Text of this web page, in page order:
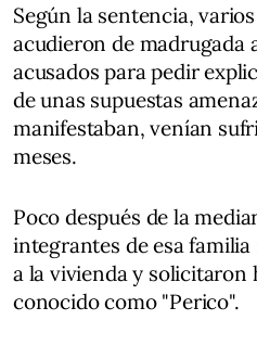
Según la sentencia,
acudieron de madrugada
acusados para pedir
de unas supuestas
manifestaban, venían
meses.
Poco después de la
integrantes de esa
a la vivienda y solicitaron
conocido como "Perico".